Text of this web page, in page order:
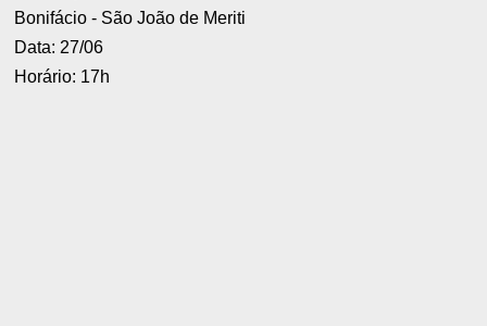
Bonifácio - São João de Meriti
Data: 27/06
Horário: 17h